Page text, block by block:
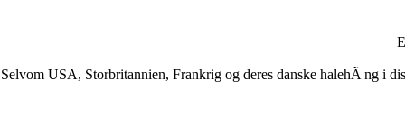
Selvom USA, Storbritannien, Frankrig og deres danske halehÃ¦ng i